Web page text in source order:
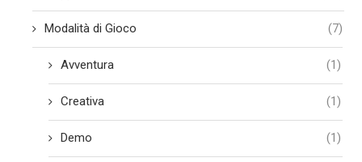
Modalità di Gioco (7)
Avventura (1)
Creativa (1)
Demo (1)